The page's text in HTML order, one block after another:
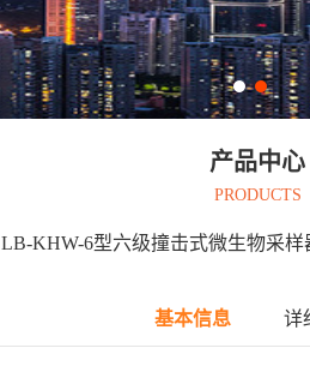
产品中心
PRODUCTS
LB-KHW-6型六级撞击式微生物采
基本信息 详